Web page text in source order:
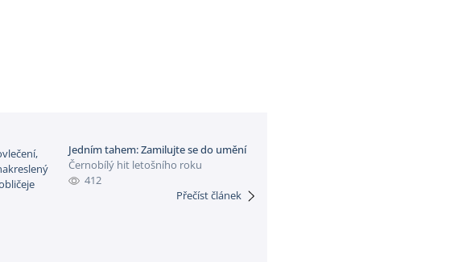
Jedním tahem: Zamilujte se do umění
Černobílý hit letošního roku
412
Přečíst článek